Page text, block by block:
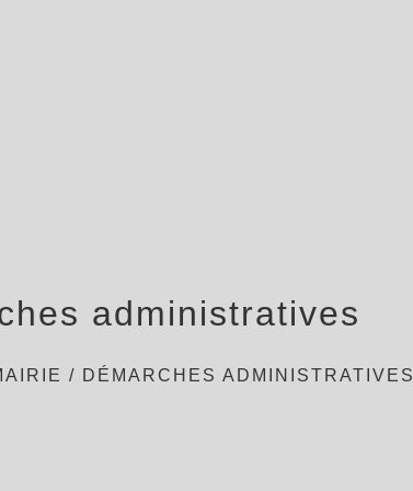
administratives
/ DÉMARCHES ADMINISTRATIVES